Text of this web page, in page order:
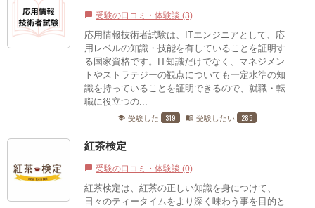
chat_bubble 受験の口コミ・体験談 (3)
応用情報技術者試験は、ITエンジニアとして、応
用レベルの知識・技能を有していることを証明す
る国家資格です。IT知識だけでなく、マネジメン
トやストラテジーの観点についても一定水準の知
識を持っていることを証明できるので、就職・転
職に役立つの...
school 受験した 319 menu_book 受験したい 285
紅茶検定
chat_bubble 受験の口コミ・体験談 (0)
紅茶検定は、紅茶の正しい知識を身につけて、
日々のティータイムをより深く味わう事を目的と